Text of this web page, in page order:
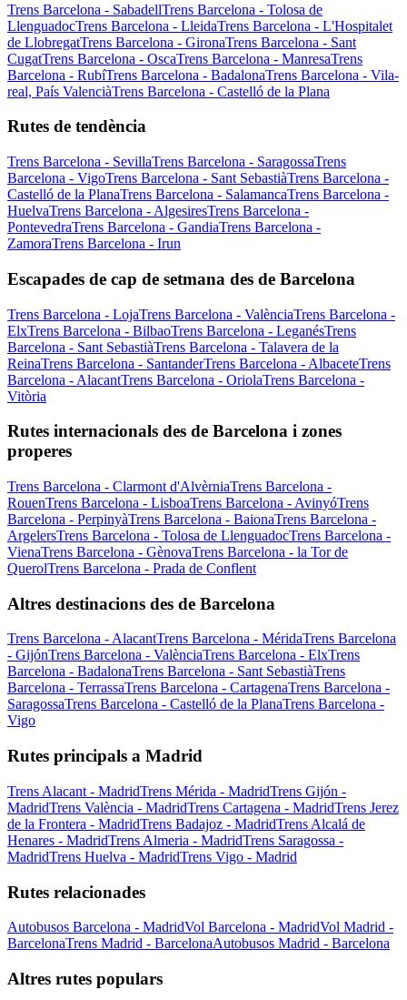
Trens Barcelona - SabadellTrens Barcelona - Tolosa de
LlenguadocTrens Barcelona - LleidaTrens Barcelona - L'Hospitalet
de LlobregatTrens Barcelona - GironaTrens Barcelona - Sant
CugatTrens Barcelona - OscaTrens Barcelona - ManresaTrens
Barcelona - RubíTrens Barcelona - BadalonaTrens Barcelona - Vila-
real, País ValenciàTrens Barcelona - Castelló de la Plana
Rutes de tendència
Trens Barcelona - SevillaTrens Barcelona - SaragossaTrens
Barcelona - VigoTrens Barcelona - Sant SebastiàTrens Barcelona -
Castelló de la PlanaTrens Barcelona - SalamancaTrens Barcelona -
HuelvaTrens Barcelona - AlgesiresTrens Barcelona -
PontevedraTrens Barcelona - GandiaTrens Barcelona -
ZamoraTrens Barcelona - Irun
Escapades de cap de setmana des de Barcelona
Trens Barcelona - LojaTrens Barcelona - ValènciaTrens Barcelona -
ElxTrens Barcelona - BilbaoTrens Barcelona - LeganésTrens
Barcelona - Sant SebastiàTrens Barcelona - Talavera de la
ReinaTrens Barcelona - SantanderTrens Barcelona - AlbaceteTrens
Barcelona - AlacantTrens Barcelona - OriolaTrens Barcelona -
Vitòria
Rutes internacionals des de Barcelona i zones
properes
Trens Barcelona - Clarmont d'AlvèrniaTrens Barcelona -
RouenTrens Barcelona - LisboaTrens Barcelona - AvinyóTrens
Barcelona - PerpinyàTrens Barcelona - BaionaTrens Barcelona -
ArgelersTrens Barcelona - Tolosa de LlenguadocTrens Barcelona -
VienaTrens Barcelona - GènovaTrens Barcelona - la Tor de
QuerolTrens Barcelona - Prada de Conflent
Altres destinacions des de Barcelona
Trens Barcelona - AlacantTrens Barcelona - MéridaTrens Barcelona
- GijónTrens Barcelona - ValènciaTrens Barcelona - ElxTrens
Barcelona - BadalonaTrens Barcelona - Sant SebastiàTrens
Barcelona - TerrassaTrens Barcelona - CartagenaTrens Barcelona -
SaragossaTrens Barcelona - Castelló de la PlanaTrens Barcelona -
Vigo
Rutes principals a Madrid
Trens Alacant - MadridTrens Mérida - MadridTrens Gijón -
MadridTrens València - MadridTrens Cartagena - MadridTrens Jerez
de la Frontera - MadridTrens Badajoz - MadridTrens Alcalá de
Henares - MadridTrens Almeria - MadridTrens Saragossa -
MadridTrens Huelva - MadridTrens Vigo - Madrid
Rutes relacionades
Autobusos Barcelona - MadridVol Barcelona - MadridVol Madrid -
BarcelonaTrens Madrid - BarcelonaAutobusos Madrid - Barcelona
Altres rutes populars